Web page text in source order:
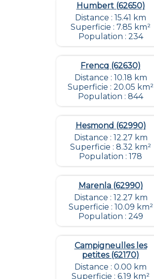
Humbert (62650)
Distance : 15.41 km
Superficie : 7.85 km²
Population : 234
Frencq (62630)
Distance : 10.18 km
Superficie : 20.05 km²
Population : 844
Hesmond (62990)
Distance : 12.27 km
Superficie : 8.32 km²
Population : 178
Marenla (62990)
Distance : 12.27 km
Superficie : 10.09 km²
Population : 249
Campigneulles les
petites (62170)
Distance : 0.00 km
Superficie : 6.19 km²